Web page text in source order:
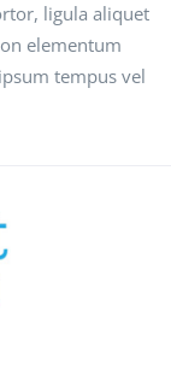
ligula aliquet
elementum
tempus vel